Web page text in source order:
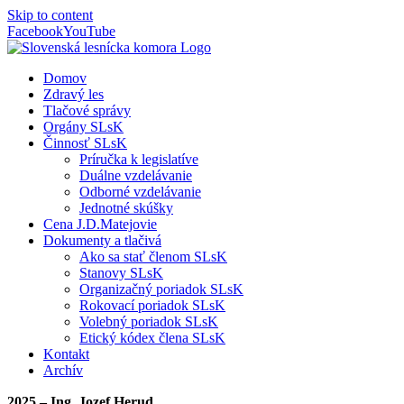
Skip to content
FacebookYouTube
Domov
Zdravý les
Tlačové správy
Orgány SLsK
Činnosť SLsK
Príručka k legislatíve
Duálne vzdelávanie
Odborné vzdelávanie
Jednotné skúšky
Cena J.D.Matejovie
Dokumenty a tlačivá
Ako sa stať členom SLsK
Stanovy SLsK
Organizačný poriadok SLsK
Rokovací poriadok SLsK
Volebný poriadok SLsK
Etický kódex člena SLsK
Kontakt
Archív